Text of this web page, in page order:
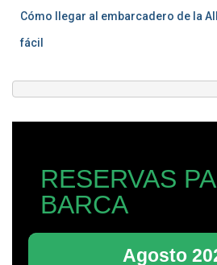
Cómo llegar al embarcadero de la
fácil